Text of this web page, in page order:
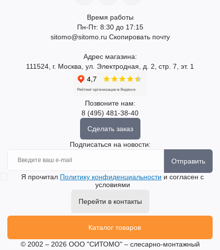
Время работы
Пн-Пт: 8:30 до 17:15
sitomo@sitomo.ru Скопировать почту
Адрес магазина:
111524, г. Москва, ул. Электродная, д. 2, стр. 7, эт. 1
Позвоните нам:
8 (495) 481-38-40
Сделать заказ
Подписаться на новости:
Отправить
Я прочитал Политику конфиденциальности и согласен с
условиями
Перейти в контакты
Каталог товаров
© 2002 – 2026 ООО "СИТОМО" – слесарно-монтажный